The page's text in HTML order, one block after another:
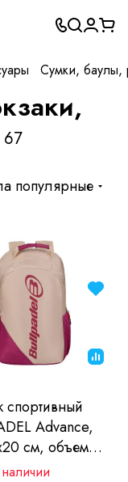
Сумки, баулы,
67
популярные
спортивный
Advance,
см, объем